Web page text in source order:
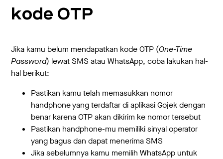
kode OTP
Jika kamu belum mendapatkan kode OTP (One-Time
Password) lewat SMS atau WhatsApp, coba lakukan hal-
hal berikut:
Pastikan kamu telah memasukkan nomor
handphone yang terdaftar di aplikasi Gojek dengan
benar karena OTP akan dikirim ke nomor tersebut
Pastikan handphone-mu memiliki sinyal operator
yang bagus dan dapat menerima SMS
Jika sebelumnya kamu memilih WhatsApp untuk